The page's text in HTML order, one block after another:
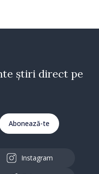
știri direct pe
Abonează-te
Instagram